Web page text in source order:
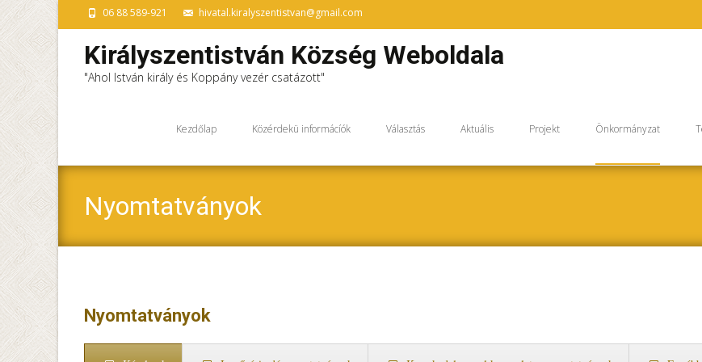
06 88 589-921 hivatal.kiralyszentistvan@gmail.com
Királyszentistván Község Weboldala
"Ahol István király és Koppány vezér csatázott"
Kezdőlap Közérdekü informácíók Választás Aktuális Projekt Önkormányzat
Nyomtatványok
Nyomtatványok